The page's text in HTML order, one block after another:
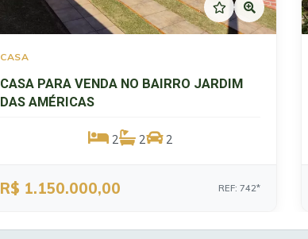
CASA
CASA PARA VENDA NO BAIRRO JARDIM
DAS AMÉRICAS
2 2 2
R$ 1.150.000,00 REF: 742*